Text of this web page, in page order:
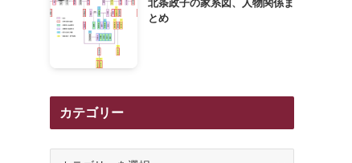
北条政子の家系図、人物関係ま
とめ
カテゴリー